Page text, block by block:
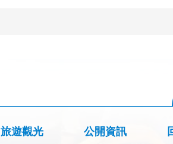
旅遊觀光 公開資訊